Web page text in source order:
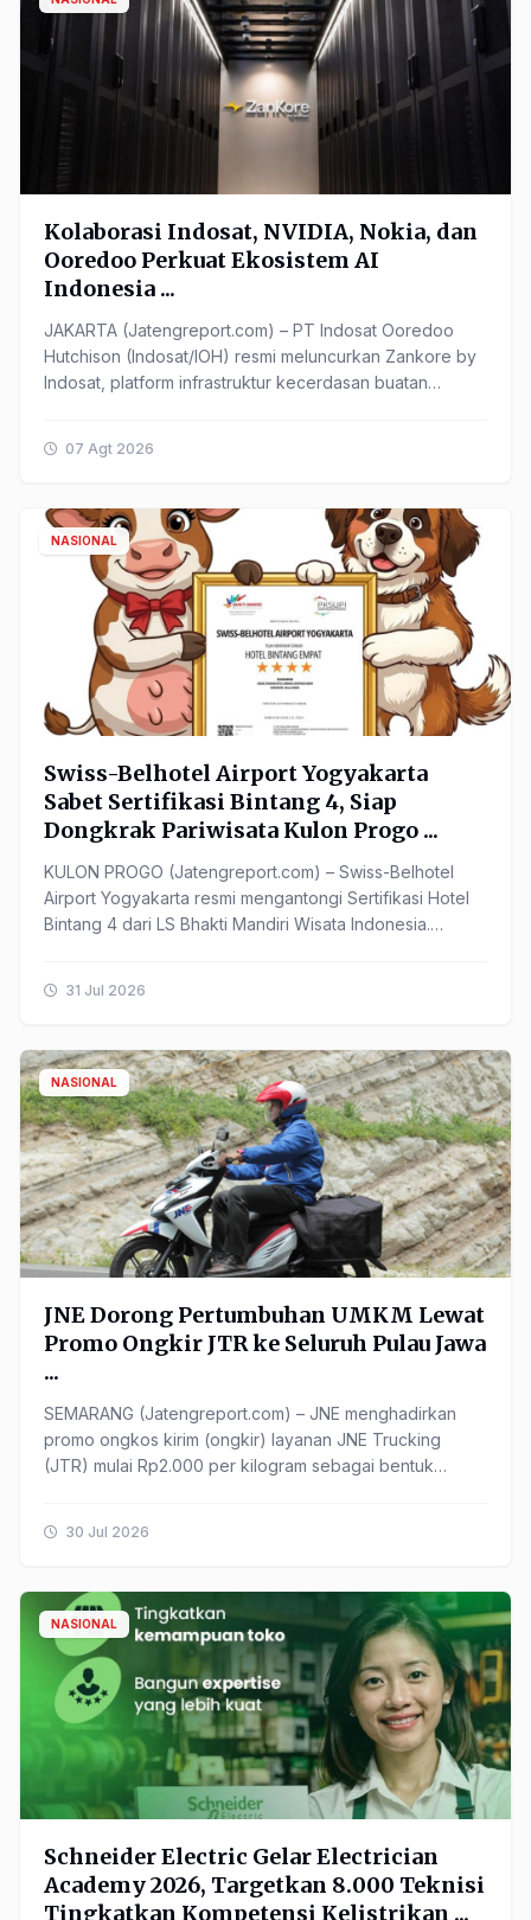
Kolaborasi Indosat, NVIDIA, Nokia, dan
Ooredoo Perkuat Ekosistem AI
Indonesia ...
JAKARTA (Jatengreport.com) – PT Indosat Ooredoo
Hutchison (Indosat/IOH) resmi meluncurkan Zankore by
Indosat, platform infrastruktur kecerdasan buatan
07 Agt 2026
NASIONAL
Swiss-Belhotel Airport Yogyakarta
Sabet Sertifikasi Bintang 4, Siap
Dongkrak Pariwisata Kulon Progo ...
KULON PROGO (Jatengreport.com) – Swiss-Belhotel
Airport Yogyakarta resmi mengantongi Sertifikasi Hotel
Bintang 4 dari LS Bhakti Mandiri Wisata Indonesia.
31 Jul 2026
NASIONAL
JNE Dorong Pertumbuhan UMKM Lewat
Promo Ongkir JTR ke Seluruh Pulau Jawa
...
SEMARANG (Jatengreport.com) – JNE menghadirkan
promo ongkos kirim (ongkir) layanan JNE Trucking
(JTR) mulai Rp2.000 per kilogram sebagai bentuk
30 Jul 2026
NASIONAL
Schneider Electric Gelar Electrician
Academy 2026, Targetkan 8.000 Teknisi
Tingkatkan Kompetensi Kelistrikan ...